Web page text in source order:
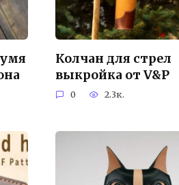
Колчан для стрел
выкройка от V&P
0 2.3к.